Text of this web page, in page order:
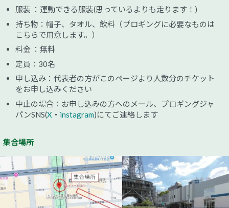
服装 ：運動できる服装(思っているよりも走ります！)
持ち物：帽子、タオル、飲料（プロギングに必要なものは
こちらで用意します。）
料金 ：無料
定員：30名
申し込み：代表者の方がこのページより人数分のチケット
をお申し込みください
中止の場合：お申し込みの方へのメール、プロギングジャ
パンSNS(X ・ instagram)にてご連絡します
集合場所